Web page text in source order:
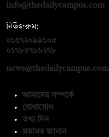
info@thedailycampus.com
নিউজরুম:
০১৫৭২০৯৯১০৫
০১৭৮৫৭১৬২৭৮
news@thedailycampus.com
আমাদের সম্পর্কে
যোগাযোগ
তথ্য দিন
মতামত জানান